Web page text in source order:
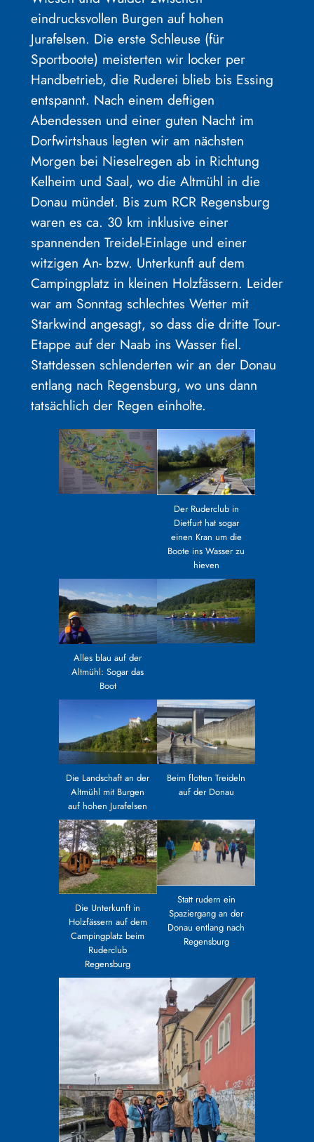
eindrucksvollen Burgen auf hohen
Jurafelsen. Die erste Schleuse (für
Sportboote) meisterten wir locker per
Handbetrieb, die Ruderei blieb bis Essing
entspannt. Nach einem deftigen
Abendessen und einer guten Nacht im
Dorfwirtshaus legten wir am nächsten
Morgen bei Nieselregen ab in Richtung
Kelheim und Saal, wo die Altmühl in die
Donau mündet. Bis zum RCR Regensburg
waren es ca. 30 km inklusive einer
spannenden Treidel-Einlage und einer
witzigen An- bzw. Unterkunft auf dem
Campingplatz in kleinen Holzfässern. Leider
war am Sonntag schlechtes Wetter mit
Starkwind angesagt, so dass die dritte Tour-
Etappe auf der Naab ins Wasser fiel.
Stattdessen schlenderten wir an der Donau
entlang nach Regensburg, wo uns dann
tatsächlich der Regen einholte.
Der Ruderclub in
Dietfurt hat sogar
einen Kran um die
Boote ins Wasser zu
hieven
Alles blau auf der
Altmühl: Sogar das
Boot
Die Landschaft an der
Altmühl mit Burgen
auf hohen Jurafelsen
Beim flotten Treideln
auf der Donau
Die Unterkunft in
Holzfässern auf dem
Campingplatz beim
Ruderclub
Regensburg
Statt rudern ein
Spaziergang an der
Donau entlang nach
Regensburg